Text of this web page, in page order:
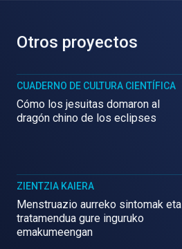
Otros proyectos
CUADERNO DE CULTURA CIENTÍFICA
Cómo los jesuitas domaron al
dragón chino de los eclipses
ZIENTZIA KAIERA
Menstruazio aurreko sintomak eta
tratamendua gure inguruko
emakumeengan